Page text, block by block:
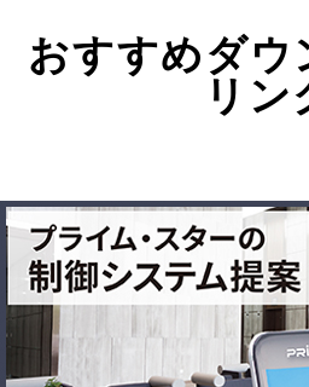
おすすめダウ
リン